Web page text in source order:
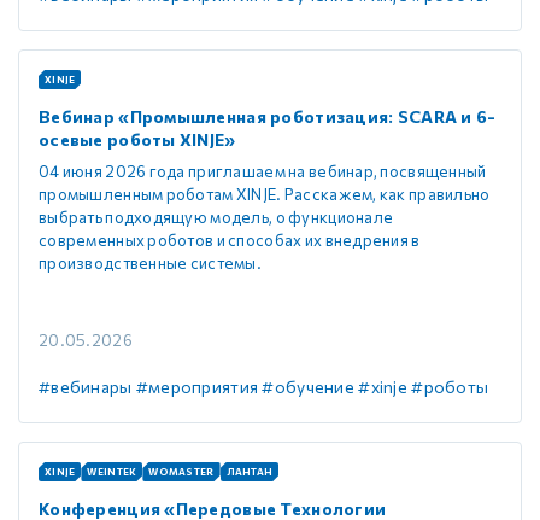
XINJE
Вебинар «Промышленная роботизация: SCARA и 6-
осевые роботы XINJE»
04 июня 2026 года приглашаем на вебинар, посвященный
промышленным роботам XINJE. Расскажем, как правильно
выбрать подходящую модель, о функционале
современных роботов и способах их внедрения в
производственные системы.
20.05.2026
#вебинары #мероприятия #обучение #xinje #роботы
XINJE WEINTEK WOMASTER ЛАНТАН
Конференция «Передовые Технологии